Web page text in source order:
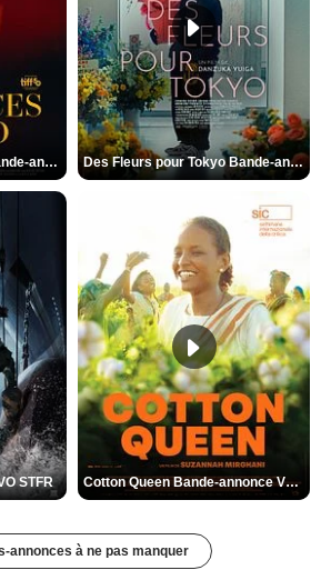
Les Silences de Riyad Bande-annonce VO STFR Des Fleurs pour Tokyo Bande-annonce VO STFR
STFR Cotton Queen Bande-annonce VO STFR
annonces à ne pas manquer